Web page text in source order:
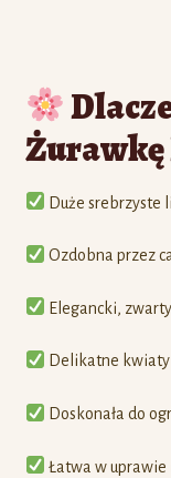
Żurawkę
Duże srebrzyste
Ozdobna przez
Elegancki,
Delikatne kwiaty
Doskonała do
Łatwa w uprawie